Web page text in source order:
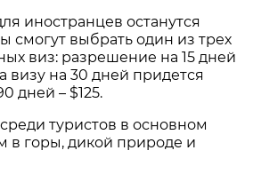
иностранцев останутся
смогут выбрать один из трех
виз: разрешение на 15 дней
визу на 30 дней придется
дней – $125.
туристов в основном
в горы, дикой природе и